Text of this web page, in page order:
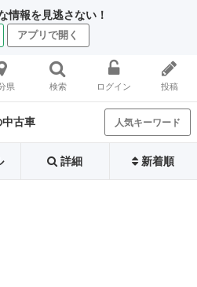
情報を見逃さない！
アプリで開く
県 検索 ログイン 投稿
古車 人気キーワード
詳細 新着順